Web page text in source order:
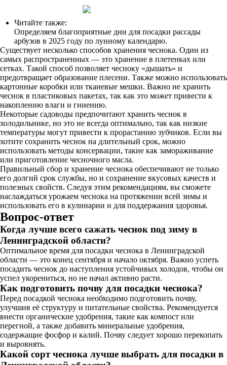
Читайте также:
Определяем благоприятные дни для посадки рассады
арбузов в 2025 году по лунному календарю.
Существует несколько способов хранения чеснока. Один из
самых распространенных — это хранение в плетенках или
сетках. Такой способ позволяет чесноку «дышать» и
предотвращает образование плесени. Также можно использовать
картонные коробки или тканевые мешки. Важно не хранить
чеснок в пластиковых пакетах, так как это может привести к
накоплению влаги и гниению.
Некоторые садоводы предпочитают хранить чеснок в
холодильнике, но это не всегда оптимально, так как низкие
температуры могут привести к прорастанию зубчиков. Если вы
хотите сохранить чеснок на длительный срок, можно
использовать методы консервации, такие как замораживание
или приготовление чесночного масла.
Правильный сбор и хранение чеснока обеспечивают не только
его долгий срок службы, но и сохранение вкусовых качеств и
полезных свойств. Следуя этим рекомендациям, вы сможете
наслаждаться урожаем чеснока на протяжении всей зимы и
использовать его в кулинарии и для поддержания здоровья.
Вопрос-ответ
Когда лучше всего сажать чеснок под зиму в
Ленинградской области?
Оптимальное время для посадки чеснока в Ленинградской
области — это конец сентября и начало октября. Важно успеть
посадить чеснок до наступления устойчивых холодов, чтобы он
успел укорениться, но не начал активно расти.
Как подготовить почву для посадки чеснока?
Перед посадкой чеснока необходимо подготовить почву,
улучшив её структуру и питательные свойства. Рекомендуется
внести органические удобрения, такие как компост или
перегной, а также добавить минеральные удобрения,
содержащие фосфор и калий. Почву следует хорошо перекопать
и выровнять.
Какой сорт чеснока лучше выбрать для посадки в